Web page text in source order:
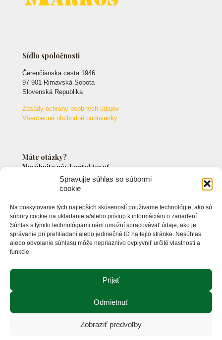
Spravujte súhlas so súbormi
cookie
Na poskytovanie tých najlepších skúseností používame technológie, ako sú
súbory cookie na ukladanie a/alebo prístup k informáciám o zariadení.
Súhlas s týmito technológiami nám umožní spracovávať údaje, ako je
správanie pri prehliadaní alebo jedinečné ID na tejto stránke. Nesúhlas
alebo odvolanie súhlasu môže nepriaznivo ovplyvniť určité vlastnosti a
funkcie.
Prijať
Odmietnuť
Zobraziť predvoľby
Sídlo spoločnosti
Čerenčianska cesta 1946
97 901 Rimavská Sobota
Slovenská Republika
Zásady ochrany osobných údajov
Všeobecné obchodné podmienky
Máte otázky?
Neváhajte nás kontaktovať.
+421 903 549 042
info@markossro.sk
© 2021 Markos s.r.o. - Rastlinné oleje. Všetky práva
vyhradené.